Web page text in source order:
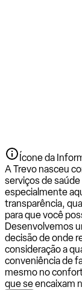
Ícone da
A Trevo nasceu
serviços de
especialmente
transparência,
para que você
Desenvolvemos
decisão de onde
consideração a
conveniência de
mesmo no
que se encaixam